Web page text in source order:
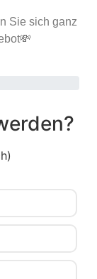
Sie sich ganz